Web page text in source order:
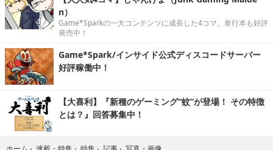
n）
Game*Sparkの一大コンテンツに成長した4コマ。単行本も好評
発売中！
Game*Spark/インサイド公式ディスコードサーバー
好評稼働中！
【大喜利】『新種のゲーミング“蚊”が登場！ その特徴
とは？』回答募集中！
ホーム › 連載・特集 › 特集 › 記事 ›